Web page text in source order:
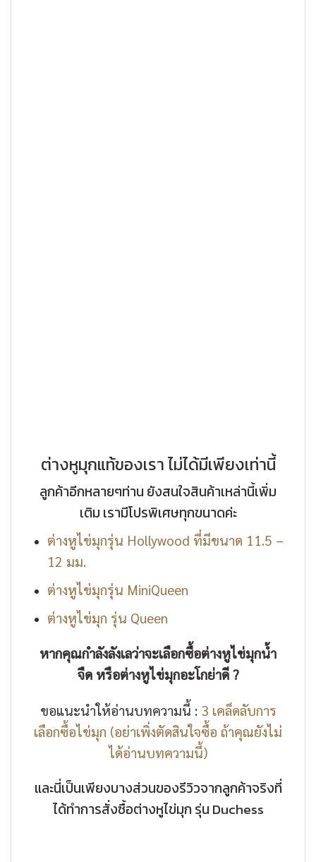
ต่างหูมุกแท้ของเรา ไม่ได้มีเพียงเท่านี้
ลูกค้าอีกหลายๆท่าน ยังสนใจสินค้าเหล่านี้เพิ่ม
เติม เรามีโปรพิเศษทุกขนาดค่ะ
ต่างหูไข่มุกรุ่น Hollywood ที่มีขนาด 11.5 –
12 มม.
ต่างหูไข่มุกรุ่น MiniQueen
ต่างหูไข่มุก รุ่น Queen
หากคุณกำลังลังเลว่าจะเลือกซื้อต่างหูไข่มุกน้ำ
จืด หรือต่างหูไข่มุกอะโกย่าดี ?
ขอแนะนำให้อ่านบทความนี้ : 3 เคล็ดลับการ
เลือกซื้อไข่มุก (อย่าเพิ่งตัดสินใจซื้อ ถ้าคุณยังไม่
ได้อ่านบทความนี้)
และนี่เป็นเพียงบางส่วนของรีวิวจากลูกค้าจริงที่
ได้ทำการสั่งซื้อต่างหูไข่มุก รุ่น Duchess